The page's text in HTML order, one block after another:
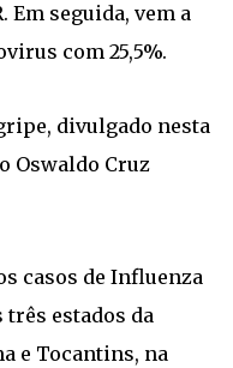
Em seguida, vem a
com 25,5%.
divulgado nesta
Oswaldo Cruz
casos de Influenza
estados da
e Tocantins, na